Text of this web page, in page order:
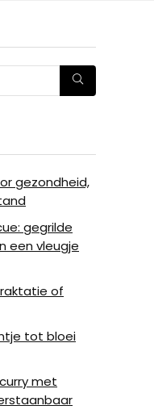
gezondheid,
gegrilde
een vleugje
of
tot bloei
met